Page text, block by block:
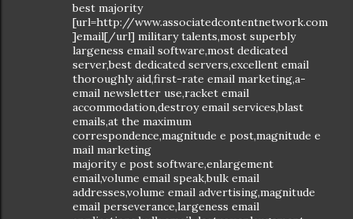
best majority
[url=http://www.associatedcontentnetwork.com
]email[/url] military talents,most superbly
largeness email software,most dedicated
server,best dedicated servers,excellent email
thoroughly aid,first-rate email marketing,a-
email newsletter use,racket email
accommodation,destroy email services,blast
emails,at the maximum
correspondence,magnitude e post,magnitude e
mail marketing
majority e post software,enlargement
email,volume email speak,bulk email
addresses,volume email advertising,magnitude
email perseverance,largeness email